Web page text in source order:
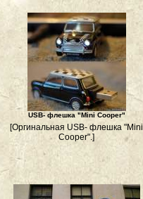
USB- флешка "Mini Cooper"
[Оргинальная USB- флешка "Mini
Cooper".]